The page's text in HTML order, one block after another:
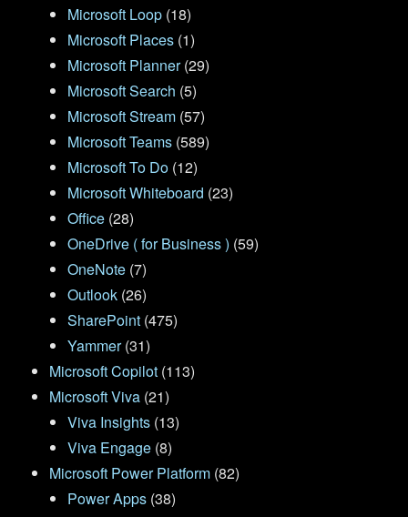
Microsoft Loop (18)
Microsoft Places (1)
Microsoft Planner(29)
Microsoft Search (5)
Microsoft Stream (57)
Microsoft Teams (589)
Microsoft To Do (12)
Microsoft Whiteboard (23)
Office (28)
OneDrive ( for Business ) (59)
OneNote (7)
Outlook (26)
SharePoint (475)
Yammer(31)
Microsoft Copilot (113)
Microsoft Viva (21)
Viva Insights (13)
Viva Engage (8)
Microsoft Power Platform (82)
Power Apps (38)